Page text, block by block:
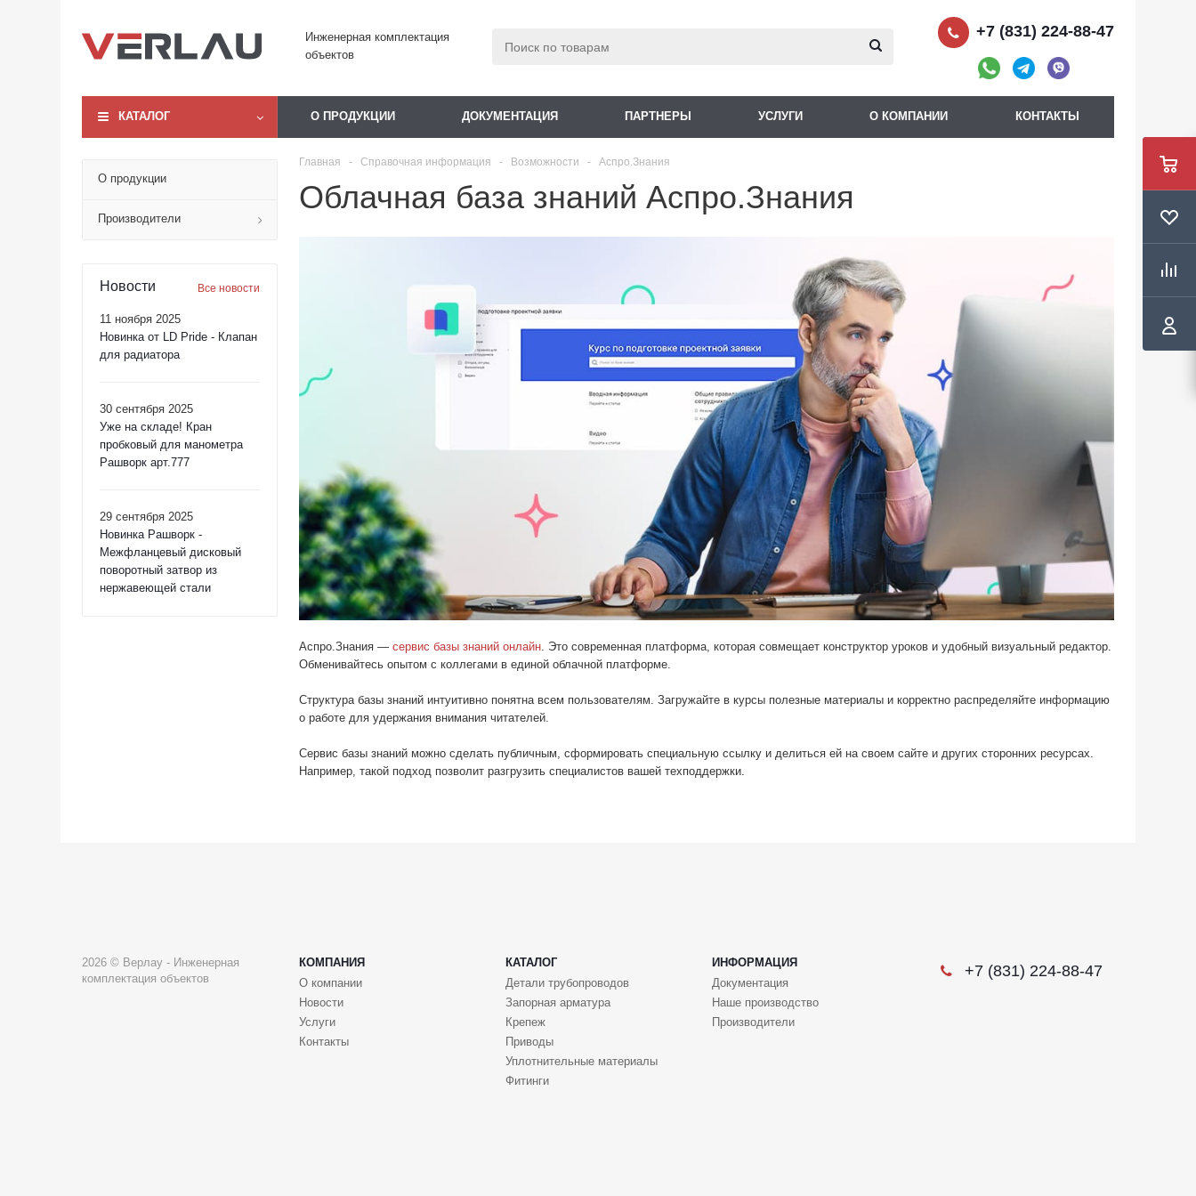
Инженерная комплектация
объектов
+7 (831) 224-88-47
КАТАЛОГ О ПРОДУКЦИИ ДОКУМЕНТАЦИЯ ПАРТНЕРЫ УСЛУГИ О КОМПАНИИ КОНТАКТЫ
О продукции
Производители
Новости Все новости
11 ноября 2025
Новинка от LD Pride - Клапан
для радиатора
30 сентября 2025
Уже на складе! Кран
пробковый для манометра
Рашворк арт.777
29 сентября 2025
Новинка Рашворк -
Межфланцевый дисковый
поворотный затвор из
нержавеющей стали
Главная - Справочная информация - Возможности - Аспро.Знания
Облачная база знаний Аспро.Знания
Аспро.Знания — сервис базы знаний онлайн . Это современная платформа, которая совмещает конструктор уроков и удобный визуальный редактор.
Обменивайтесь опытом с коллегами в единой облачной платформе.
Структура базы знаний интуитивно понятна всем пользователям. Загружайте в курсы полезные материалы и корректно распределяйте информацию
о работе для удержания внимания читателей.
Сервис базы знаний можно сделать публичным, сформировать специальную ссылку и делиться ей на своем сайте и других сторонних ресурсах.
Например, такой подход позволит разгрузить специалистов вашей техподдержки.
2026 © Верлау - Инженерная
комплектация объектов
КОМПАНИЯ КАТАЛОГ
ИНФОРМАЦИЯ
О компании
Новости
Услуги
Контакты
Детали трубопроводов
Запорная арматура
Крепеж
Приводы
Уплотнительные материалы
Фитинги
Документация
Наше производство
Производители
+7 (831) 224-88-47